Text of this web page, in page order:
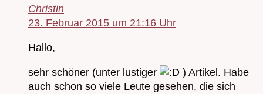
Christin
23. Februar 2015 um 21:16 Uhr
Hallo,
sehr schöner (unter lustiger
) Artikel. Habe
auch schon so viele Leute gesehen, die sich